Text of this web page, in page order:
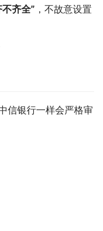
齐全” ，不故意设置
信银行一样会严格审